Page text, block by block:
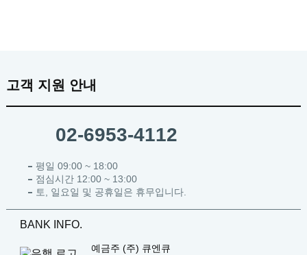
고객 지원 안내
02-6953-4112
평일 09:00 ~ 18:00
점심시간 12:00 ~ 13:00
토, 일요일 및 공휴일은 휴무입니다.
BANK INFO.
예금주 (주) 큐엔큐